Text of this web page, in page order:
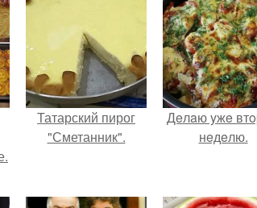
Татарский пирог
"Сметанник".
Дeлaю yжe
нeдeлю.